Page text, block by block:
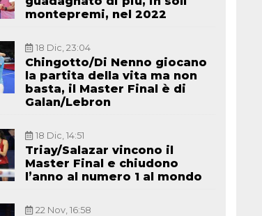
montepremi, nel 2022
18 Dic, 23:04
Chingotto/Di Nenno giocano
la partita della vita ma non
basta, il Master Final è di
Galan/Lebron
18 Dic, 14:51
Triay/Salazar vincono il
Master Final e chiudono
l’anno al numero 1 al mondo
22 Nov, 16:58